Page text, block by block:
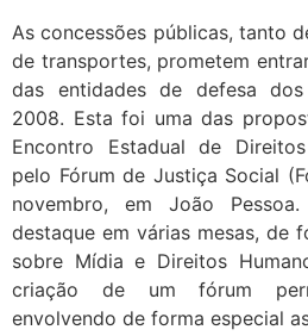
As concessões públicas, tanto
de transportes, prometem
das entidades de defesa
2008. Esta foi uma das
Encontro Estadual de
pelo Fórum de Justiça Social
novembro, em João
destaque em várias mesas, de
sobre Mídia e Direitos
criação de um fórum
envolvendo de forma especial